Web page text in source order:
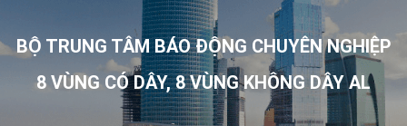
BỘ TRUNG TÂM BÁO ĐỘNG CHUYÊN NGHIỆP
8 VÙNG CÓ DÂY, 8 VÙNG KHÔNG DÂY AL